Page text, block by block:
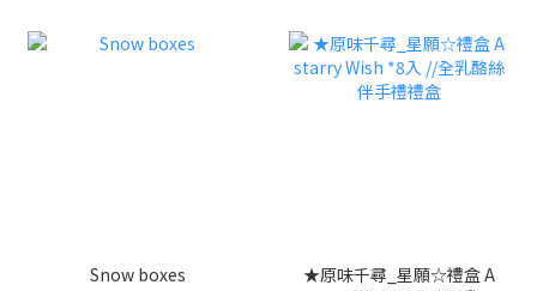
Snow boxes
★原味千尋_星願☆禮盒 A